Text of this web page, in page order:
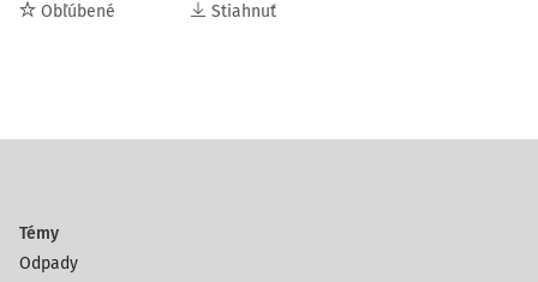
Obľúbené Stiahnuť
Témy
Odpady